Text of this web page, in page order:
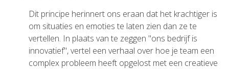
Dit principe herinnert ons eraan dat het krachtiger is
om situaties en emoties te laten zien dan ze te
vertellen. In plaats van te zeggen "ons bedrijf is
innovatief", vertel een verhaal over hoe je team een
complex probleem heeft opgelost met een creatieve